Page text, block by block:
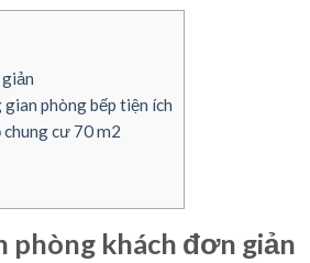
phòng bếp tiện ích
cư 70 m2
phòng khách đơn giản